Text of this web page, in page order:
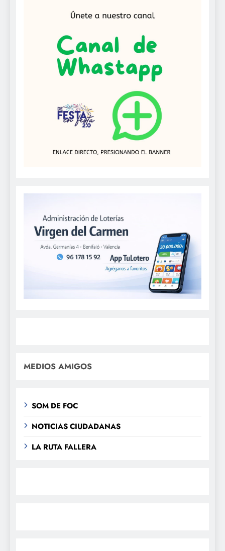
MEDIOS AMIGOS
SOM DE FOC
NOTICIAS CIUDADANAS
LA RUTA FALLERA